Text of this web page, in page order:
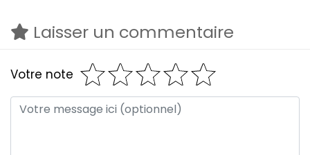
Laisser un commentaire
Votre note